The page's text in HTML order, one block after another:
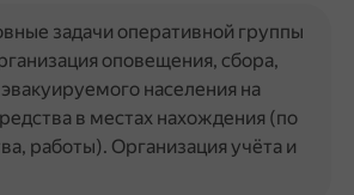
задачи оперативной группы
оповещения, сбора,
населения на
в местах нахождения (по
работы). Организация учёта и